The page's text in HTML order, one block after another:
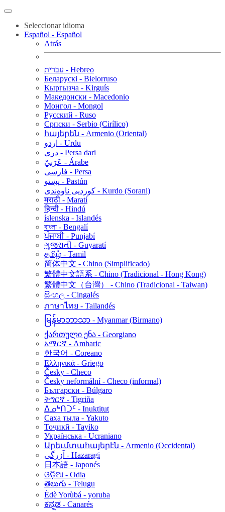
Seleccionar idioma
Español - Español
Atrás
עברית - Hebreo
Беларускі - Bielorruso
Кыргызча - Kirguís
Македонски - Macedonio
Монгол - Mongol
Русский - Ruso
Српски - Serbio (Cirílico)
հայերեն - Armenio (Oriental)
اردو - Urdu
دری - Persa dari
عَرَبيْ - Árabe
فارسی - Persa
پښتو - Pastún
کوردیی ناوەندی - Kurdo (Sorani)
मराठी - Maratí
हिन्दी - Hindú
íslenska - Islandés
বাংলা - Bengalí
ਪੰਜਾਬੀ - Punjabí
ગુજરાતી - Guyaratí
தமிழ் - Tamil
简体中文 - Chino (Simplificado)
繁體中文語系 - Chino (Tradicional - Hong Kong)
繁體中文（台灣） - Chino (Tradicional - Taiwan)
සිංහල - Cingalés
ภาษาไทย - Tailandés
မြန်မာဘာသာ - Myanmar (Birmano)
ქართული ენა - Georgiano
አማርኛ - Amharic
한국어 - Coreano
Ελληνικά - Griego
Česky - Checo
Česky neformální - Checo (informal)
Български - Búlgaro
ትግርኛ - Tigriña
ᐃᓄᒃᑎᑐᑦ - Inuktitut
Саха тыла - Yakuto
Тоҷикӣ - Tayiko
Українська - Ucraniano
Արեւմտահայերէն - Armenio (Occidental)
آزرگی - Hazaragi
日本語 - Japonés
ଓଡ଼ିଆ - Odia
తెలుగు - Telugu
Èdè Yorùbá - yoruba
ಕನ್ನಡ - Canarés